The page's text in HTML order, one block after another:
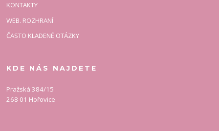
KONTAKTY
WEB. ROZHRANÍ
ČASTO KLADENÉ OTÁZKY
KDE NÁS NAJDETE
Pražská 384/15
268 01 Hořovice